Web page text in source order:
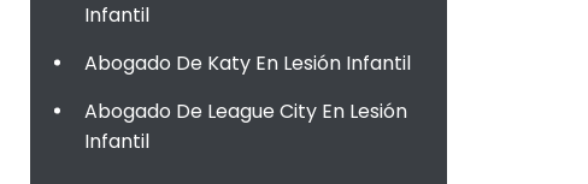
Infantil
Abogado De Katy En Lesión Infantil
Abogado De League City En Lesión
Infantil